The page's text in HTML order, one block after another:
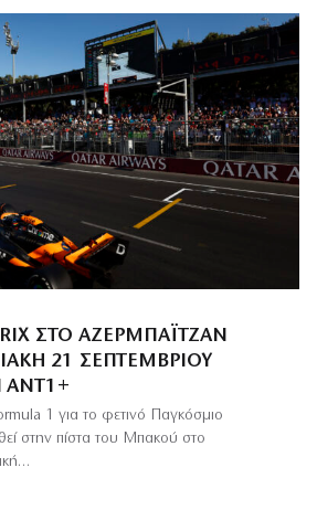
ΣΤΟ ΑΖΕΡΜΠΑΪΤΖΆΝ
21 ΣΕΠΤΕΜΒΡΊΟΥ
ΑΝΤ1+
1 για το φετινό Παγκόσμιο
στην πίστα του Μπακού στο